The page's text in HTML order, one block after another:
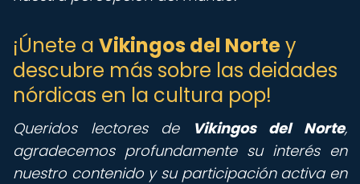
¡Únete a Vikingos del Nortey
descubre más sobre las deidades
nórdicas en la cultura pop!
Queridos lectores de Vikingos del Norte,
agradecemos profundamente su interés en
nuestro contenido y su participación activa en